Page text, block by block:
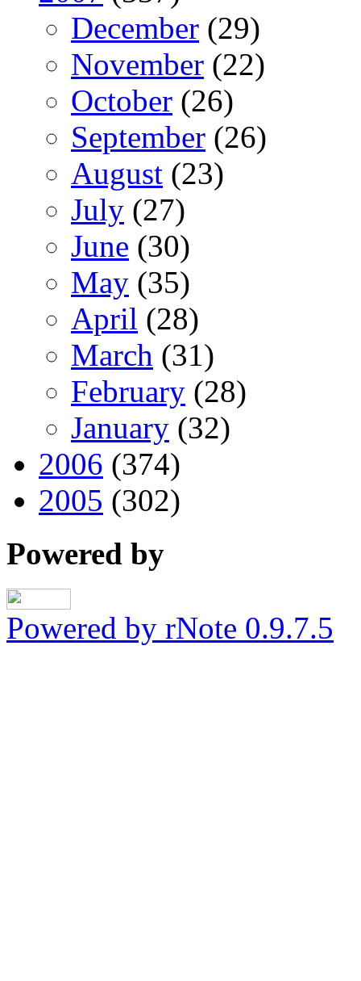
December (29)
November (22)
October (26)
September (26)
August (23)
July (27)
June (30)
May (35)
April (28)
March (31)
February (28)
January (32)
2006 (374)
2005 (302)
Powered by
Powered by rNote 0.9.7.5